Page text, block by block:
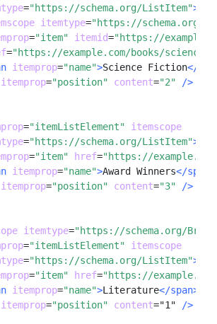
="https://schema.org/ListItem">
itemtype="https://schema.org/
="item" itemid="https://
="https://example.com/books/
itemprop="name">Science Fiction</
itemprop="position" content="2" />
="itemListElement"
itemscope
="https://schema.org/ListItem">
="item" href="https://
itemprop="name">Award Winners</
itemprop="position" content="3"
/>
itemtype="https://schema.org/
="itemListElement"
itemscope
="https://schema.org/ListItem">
="item" href="https://
itemprop="name">Literature</span></
itemprop="position" content="1"
/>